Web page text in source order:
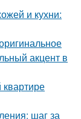
и кухни:
акцент в
квартире
шаг за